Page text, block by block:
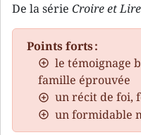
De la série Croire et Lire
Points forts :
le témoignage
famille éprouvée
un récit de foi,
un formidable